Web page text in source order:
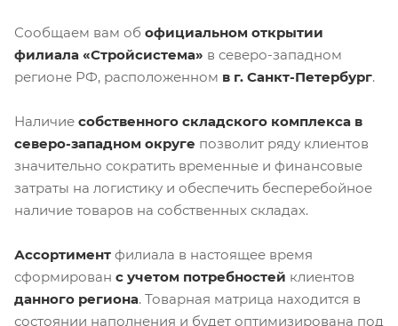
Сообщаем вам об официальном открытии
филиала «Стройсистема» в северо-западном
регионе РФ, расположенном в г. Санкт-Петербург.
Наличие собственного складского комплекса в
северо-западном округе позволит ряду клиентов
значительно сократить временные и финансовые
затраты на логистику и обеспечить бесперебойное
наличие товаров на собственных складах.
Ассортимент филиала в настоящее время
сформирован с учетом потребностей клиентов
данного региона. Товарная матрица находится в
состоянии наполнения и будет оптимизирована под